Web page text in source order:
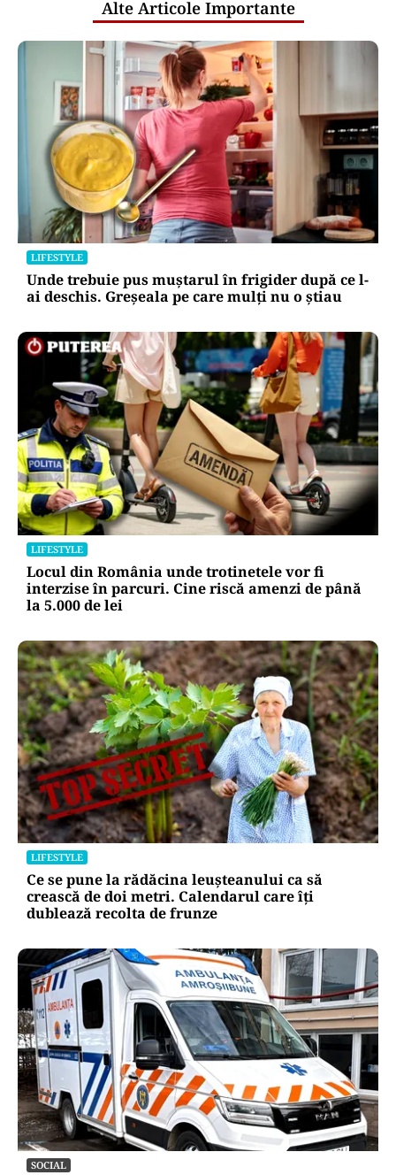
Alte Articole Importante
LIFESTYLE
Unde trebuie pus muștarul în frigider după ce l-
ai deschis. Greșeala pe care mulți nu o știau
LIFESTYLE
Locul din România unde trotinetele vor fi
interzise în parcuri. Cine riscă amenzi de până
la 5.000 de lei
LIFESTYLE
Ce se pune la rădăcina leușteanului ca să
crească de doi metri. Calendarul care îți
dublează recolta de frunze
SOCIAL